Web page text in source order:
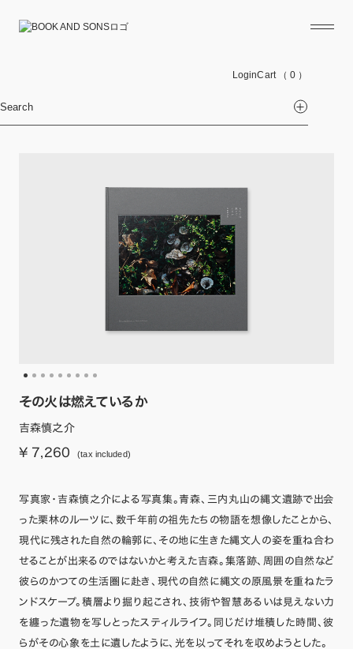
LoginCart （ 0 ）
Search
その火は燃えているか
吉森慎之介
¥ 7,260 (tax included)
写真家・吉森慎之介による写真集。青森、三内丸山の縄文遺跡で出会
った栗林のルーツに、数千年前の祖先たちの物語を想像したことから、
現代に残された自然の輪郭に、その地に生きた縄文人の姿を重ね合わ
せることが出来るのではないかと考えた吉森。集落跡、周囲の自然など
彼らのかつての生活圏に赴き、現代の自然に縄文の原風景を重ねたラ
ンドスケープ。積層より掘り起こされ、技術や智慧あるいは見えない力
を纏った遺物を写しとったスティルライフ。同じだけ堆積した時間、彼
らがその心象を土に遺したように、光を以ってそれを収めようとした。